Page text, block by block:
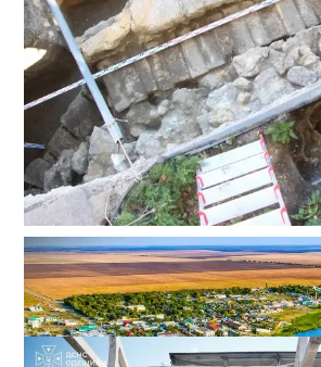
Сенсація на Приморському
Одеси знайшли одну з веж
Хаджибей
0
03-08-2026 в 08:49
ВИБІР РЕДАКЦІЇ